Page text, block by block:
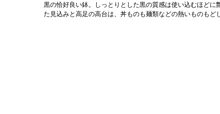
黒の恰好良い鉢。しっとりとした黒の質感は使い込むほど
た見込みと高足の高台は、丼ものも麺類などの熱いものも